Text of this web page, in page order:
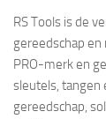
RS Tools is de
gereedschap en
PRO-merk en
sleutels, tangen
gereedschap,